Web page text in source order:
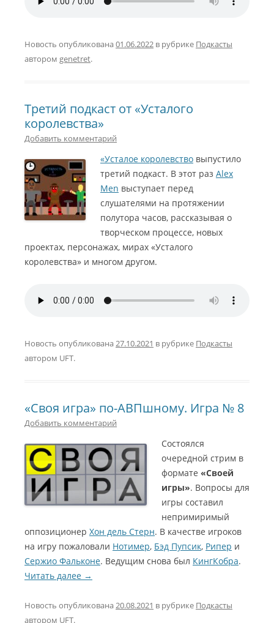
Новость опубликована01.06.2022 в рубрике Подкасты
автором genetret.
Третий подкаст от «Усталого
королевства»
Добавить комментарий
«Усталое королевство выпустило
третий подкаст. В этот раз Alex
Men выступает перед
слушателями на протяжении
полутора часов, рассказывая о
творческом процессе, новых
проектах, персонажах, мирах «Усталого
королевства» и многом другом.
Новость опубликована27.10.2021 в рубрике Подкасты
автором UFT.
«Своя игра» по-АВПшному. Игра № 8
Добавить комментарий
Состоялся
очередной стрим в
формате «Своей
игры». Вопросы для
игры составил
непримиримый
оппозиционер Хон дель Стерн. В качестве игроков
на игру пожаловали Нотимер, Бэд Пупсик, Рипер и
Сержио Фальконе. Ведущим снова был КингКобра.
Читать далее →
Новость опубликована20.08.2021 в рубрике Подкасты
автором UFT.